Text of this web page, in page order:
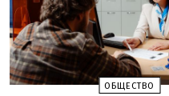
ОБЩЕСТВО